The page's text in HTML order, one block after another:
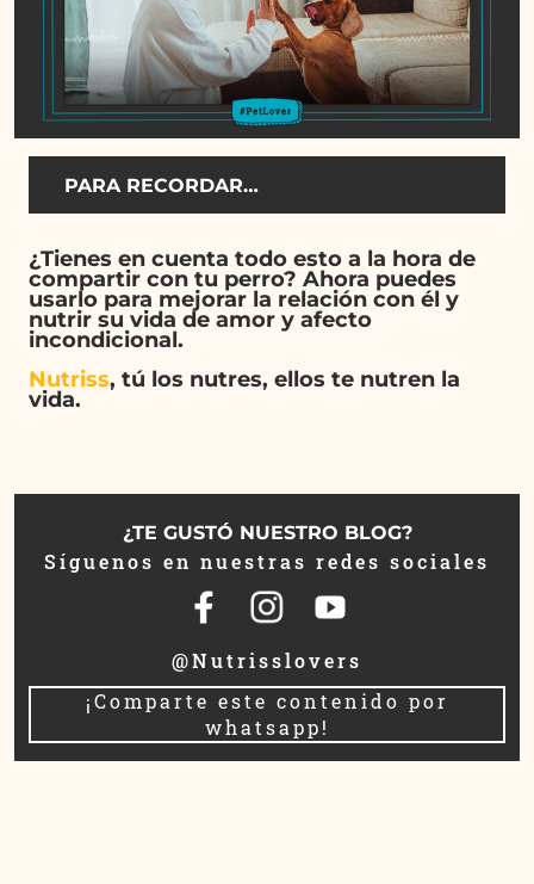
PARA RECORDAR…
¿Tienes en cuenta todo esto a la hora de
compartir con tu perro? Ahora puedes
usarlo para mejorar la relación con él y
nutrir su vida de amor y afecto
incondicional.
Nutriss, tú los nutres, ellos te nutren la
vida.
¿TE GUSTÓ NUESTRO BLOG?
Síguenos en nuestras redes sociales
@Nutrisslovers
¡Comparte este contenido por
whatsapp!